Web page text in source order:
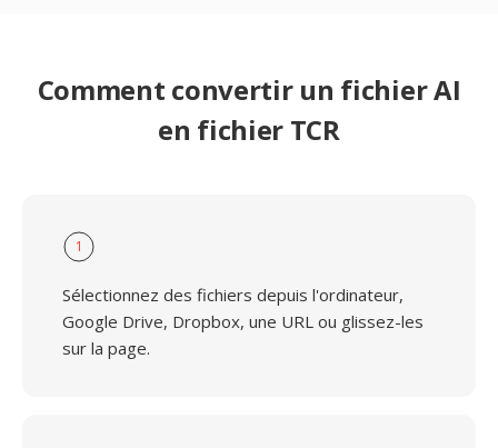
Comment convertir un fichier AI
en fichier TCR
1
Sélectionnez des fichiers depuis l'ordinateur,
Google Drive, Dropbox, une URL ou glissez-les
sur la page.